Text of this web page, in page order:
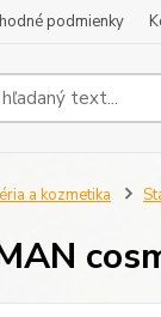
podmienky
a kozmetika